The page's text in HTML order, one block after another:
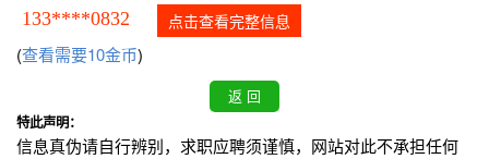
133****0832 点击查看完整信息
(查看需要10金币)
特此声明：
信息真伪请自行辨别，求职应聘须谨慎，网站对此不承担任何